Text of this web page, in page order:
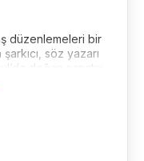
düzenlemeleri bir
söz yazarı
doğan sanatçı,
ve
kısa